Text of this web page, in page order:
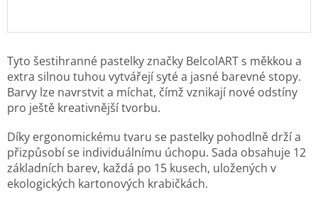
Tyto šestihranné pastelky značky BelcolART s měkkou a
extra silnou tuhou vytvářejí syté a jasné barevné stopy.
Barvy lze navrstvit a míchat, čímž vznikají nové odstíny
pro ještě kreativnější tvorbu.
Díky ergonomickému tvaru se pastelky pohodlně drží a
přizpůsobí se individuálnímu úchopu. Sada obsahuje 12
základních barev, každá po 15 kusech, uložených v
ekologických kartonových krabičkách.